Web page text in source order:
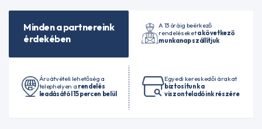
Minden a partnereink
érdekében
A 13 óráig beérkező
rendeléseketa következő
munkanap szállítjuk
Áruátvételi lehetőség a
telephelyen a rendelés
leadásától 15 percen belül
Egyedi kereskedői árakat
biztosítunk a
viszonteladóink részére